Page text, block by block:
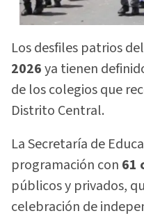
Los desfiles patrios del
2026ya tienen
de los colegios que
Distrito Central.
La Secretaría de
programación con 61
públicos y privados,
celebración de